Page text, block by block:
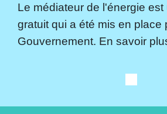
Le médiateur de l'énergie est
gratuit qui a été mis en place
Gouvernement. En savoir